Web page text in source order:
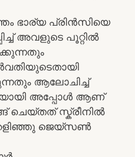
ഭാര്യ പ്രിൻസിയെ
അവളുടെ പൂറ്റിൽ
ആലോചിച്ച്
അപ്പോൾ ആണ്
ചെയ്തത് സ്ക്രീനിൽ
ജെയ്സൺ